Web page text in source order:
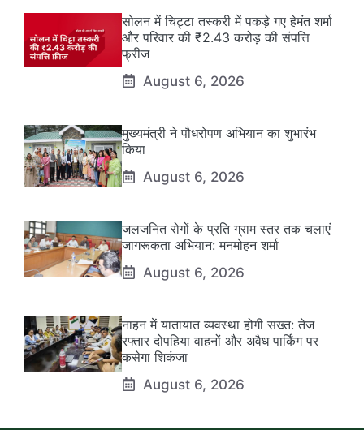
सोलन में चिट्टा तस्करी में पकड़े गए हेमंत शर्मा
और परिवार की ₹2.43 करोड़ की संपत्ति
फ्रीज
August 6, 2026
मुख्यमंत्री ने पौधरोपण अभियान का शुभारंभ
किया
August 6, 2026
जलजनित रोगों के प्रति ग्राम स्तर तक चलाएं
जागरूकता अभियान: मनमोहन शर्मा
August 6, 2026
नाहन में यातायात व्यवस्था होगी सख्त: तेज
रफ्तार दोपहिया वाहनों और अवैध पार्किंग पर
कसेगा शिकंजा
August 6, 2026